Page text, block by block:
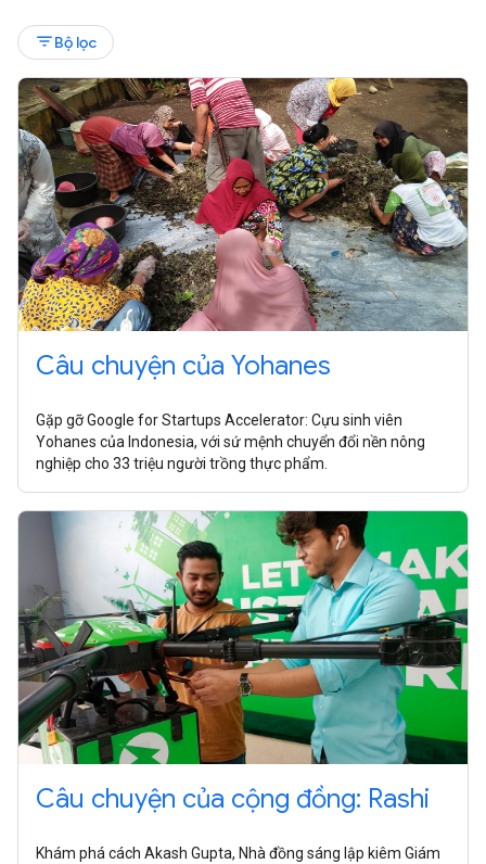
filter_listBộ lọc
Câu chuyện của Yohanes
Gặp gỡ Google for Startups Accelerator: Cựu sinh viên
Yohanes của Indonesia, với sứ mệnh chuyển đổi nền nông
nghiệp cho 33 triệu người trồng thực phẩm.
Câu chuyện của cộng đồng: Rashi
Khám phá cách Akash Gupta, Nhà đồng sáng lập kiêm Giám